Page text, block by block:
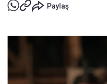
Paylaş